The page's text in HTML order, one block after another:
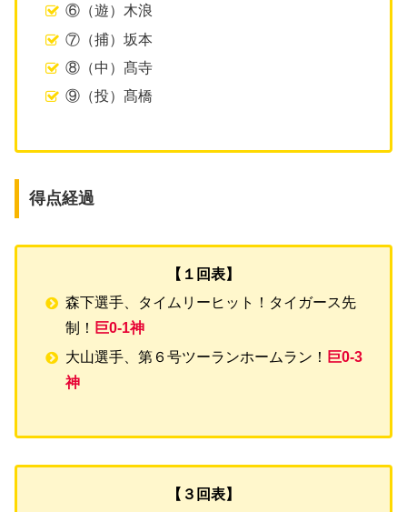
⑥（遊）木浪
⑦（捕）坂本
⑧（中）髙寺
⑨（投）髙橋
得点経過
【１回表】
森下選手、タイムリーヒット！タイガース先
制！ 巨0-1神
大山選手、第６号ツーランホームラン！ 巨0-3
神
【３回表】